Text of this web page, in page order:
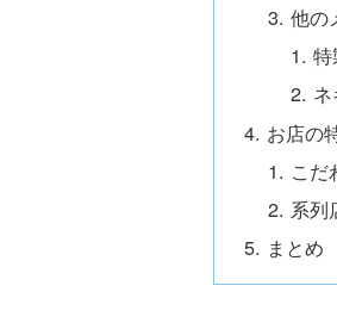
他の
お店の
こだ
系列
まとめ